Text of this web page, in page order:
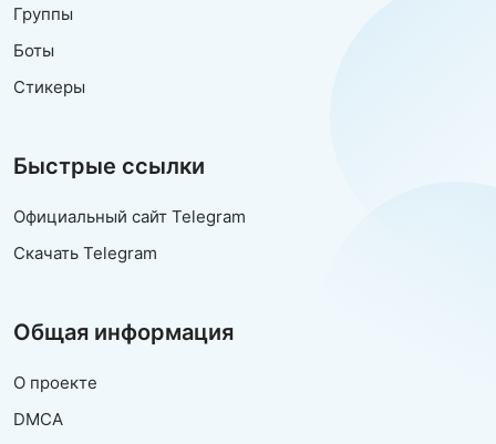
Группы
Боты
Стикеры
Быстрые ссылки
Официальный сайт Telegram
Скачать Telegram
Общая информация
О проекте
DMCA